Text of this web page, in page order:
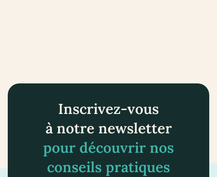
Inscrivez-vous
à notre newsletter
pour découvrir nos
conseils pratiques